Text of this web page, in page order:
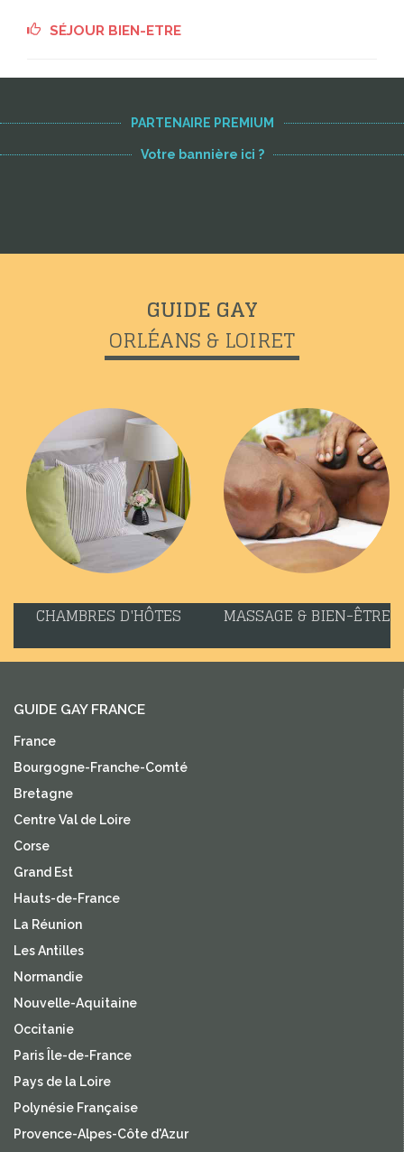
SÉJOUR BIEN-ETRE
PARTENAIRE PREMIUM
Votre bannière ici ?
GUIDE GAY
ORLÉANS & LOIRET
CHAMBRES D'HÔTES MASSAGE & BIEN-ÊTRE
GUIDE GAY FRANCE
France
Bourgogne-Franche-Comté
Bretagne
Centre Val de Loire
Corse
Grand Est
Hauts-de-France
La Réunion
Les Antilles
Normandie
Nouvelle-Aquitaine
Occitanie
Paris Île-de-France
Pays de la Loire
Polynésie Française
Provence-Alpes-Côte d'Azur